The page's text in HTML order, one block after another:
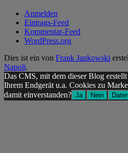
Anmelden
Eintrags-Feed
Kommentar-Feed
WordPress.org
Dies ist ein von Frank Jankowski
Napoli.
Das CMS, mit dem dieser Blog
Ihrem Endgerät u.a. Cookies zu
damit einverstanden? Ja Nein